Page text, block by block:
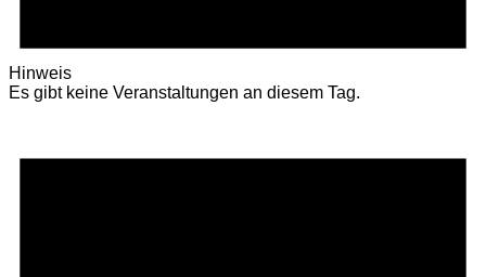
Hinweis
Es gibt keine Veranstaltungen an diesem Tag.